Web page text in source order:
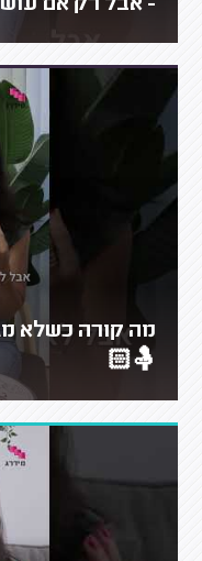
- אבל רק אם
מה קורה כשלא
🤱🏻